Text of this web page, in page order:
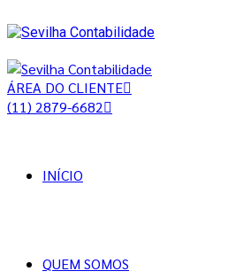
ÁREA DO CLIENTE
(11) 2879-6682
INÍCIO
QUEM SOMOS